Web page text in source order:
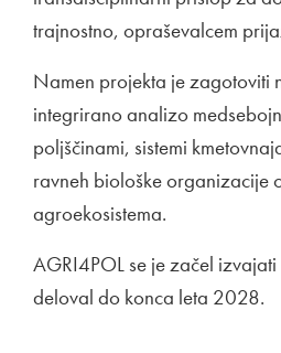
trajnostno, opraševalcem
Namen projekta je zagotoviti
integrirano analizo
poljščinami, sistemi
ravneh biološke organizacije
agroekosistema.
AGRI4POL se je začel
deloval do konca leta 2028.